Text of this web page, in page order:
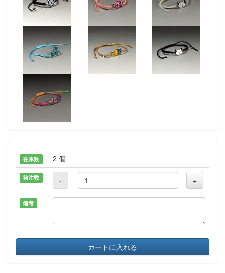
在庫数 2 個
発注数 - +
備考
カートに入れる